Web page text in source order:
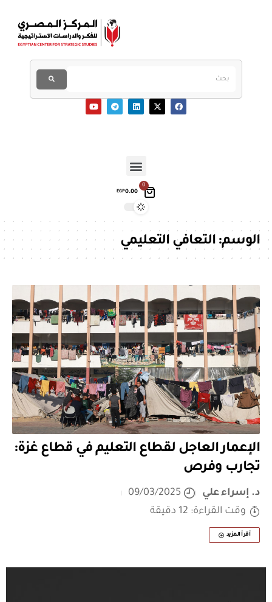
0
EGP0.00
الوسم:التعافي التعليمي
الإعمار العاجل لقطاع التعليم في قطاع غزة:
تجارب وفرص
د. إسراء علي
09/03/2025
وقت القراءة: 12 دقيقة
أقرأ المزيد